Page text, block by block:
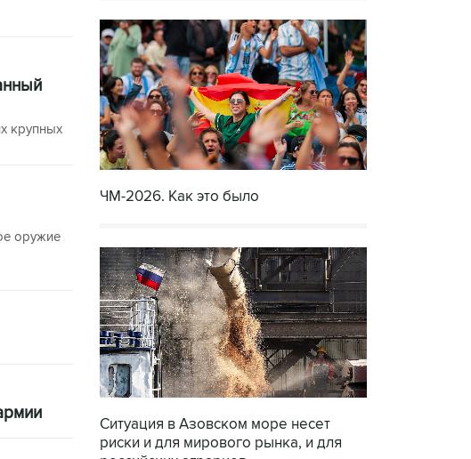
крупных
оружие
ЧМ-2026. Как это было
Ситуация в Азовском море несет
риски и для мирового рынка, и для